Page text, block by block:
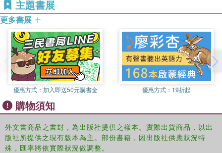
organizations; and the Atlantic Treaty System; sea ice; solar-
terrestrial physics and astronomy; technology and transport; and
terrestrial biology and limnology. Each entry includes a list of
references and further reading. Also included are 16 maps; an
analytical index; and appendices providing the texts of the Antarctic
Treaty and the Protocol on Environmental Protection to the
Antarctic Treaty, a list of treaty signatories, a chronology of
Antarctic exploration, a list of Antarctic academic journals, a list of
scientific research stations in the region as of the austral winter of
2005, and the SCAR Code of Conduct for Use of Animals for
Scientific Purposes in Antarctica. Annotation c2007 Book News,
Inc., Portland, OR (booknews.com)
主題書展
更多書展
優惠方式： 加入即送50元購書金 優惠方式： 19折起
購物須知
外文書商品之書封，為出版社提供之樣本。實際出貨商品，以出
版社所提供之現有版本為主。部份書籍，因出版社供應狀況特
殊，匯率將依實際狀況做調整。